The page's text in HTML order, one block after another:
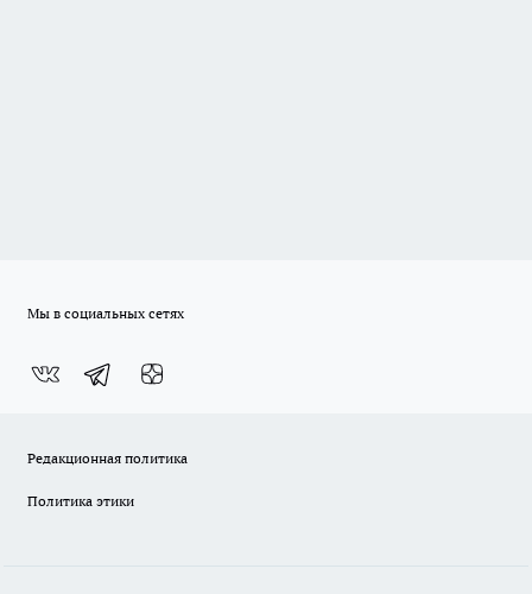
Мы в социальных сетях
Редакционная политика
Политика этики